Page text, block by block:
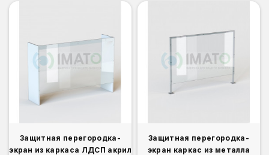
Защитная перегородка-
экран из каркаса ЛДСП акрил
Защитная перегородка-
экран каркас из металла